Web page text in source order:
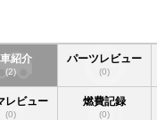
紹介
(2)
パーツレビュー
(0)
レビュー
(0)
燃費記録
(0)